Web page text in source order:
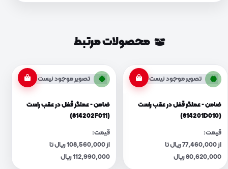
محصولات مرتبط
تصویر موجود نیست
ضامن - عملگر قفل در عقب راست
(814201D010)
قیمت:
از 77,460,000 ریال تا
80,620,000 ریال
تصویر موجود نیست
ضامن - عملگر قفل در عقب راست
(814202F011)
قیمت:
از 108,560,000 ریال تا
112,990,000 ریال